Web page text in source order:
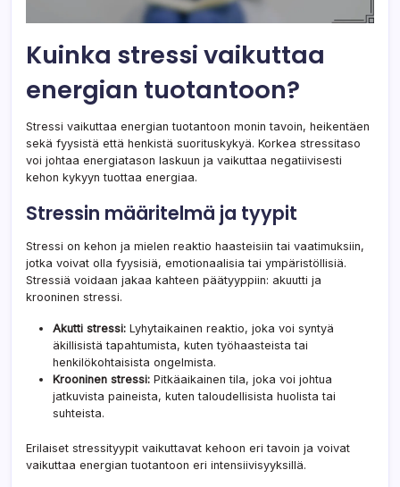
Kuinka stressi vaikuttaa
energian tuotantoon?
Stressi vaikuttaa energian tuotantoon monin tavoin, heikentäen
sekä fyysistä että henkistä suorituskykyä. Korkea stressitaso
voi johtaa energiatason laskuun ja vaikuttaa negatiivisesti
kehon kykyyn tuottaa energiaa.
Stressin määritelmä ja tyypit
Stressi on kehon ja mielen reaktio haasteisiin tai vaatimuksiin,
jotka voivat olla fyysisiä, emotionaalisia tai ympäristöllisiä.
Stressiä voidaan jakaa kahteen päätyyppiin: akuutti ja
krooninen stressi.
Akutti stressi: Lyhytaikainen reaktio, joka voi syntyä
äkillisistä tapahtumista, kuten työhaasteista tai
henkilökohtaisista ongelmista.
Krooninen stressi: Pitkäaikainen tila, joka voi johtua
jatkuvista paineista, kuten taloudellisista huolista tai
suhteista.
Erilaiset stressityypit vaikuttavat kehoon eri tavoin ja voivat
vaikuttaa energian tuotantoon eri intensiivisyyksillä.